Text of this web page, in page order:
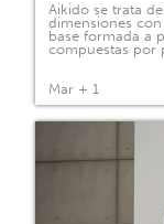
Aikido se trata
dimensiones
base formada a
compuestas por
Mar + 1